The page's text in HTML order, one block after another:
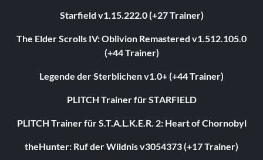
Starfield v1.15.222.0 (+27 Trainer)
The Elder Scrolls IV: Oblivion Remastered v1.512.105.0
(+44 Trainer)
Legende der Sterblichen v1.0+ (+44 Trainer)
PLITCH Trainer für STARFIELD
PLITCH Trainer für S.T.A.L.K.E.R. 2: Heart of Chornobyl
theHunter: Ruf der Wildnis v3054373 (+17 Trainer)